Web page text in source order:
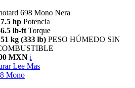
698 Mono Nera
hp Potencia
lb-ft Torque
kg (333 lb) PESO HÚMEDO SIN
MXN i
Lee Mas
Mono